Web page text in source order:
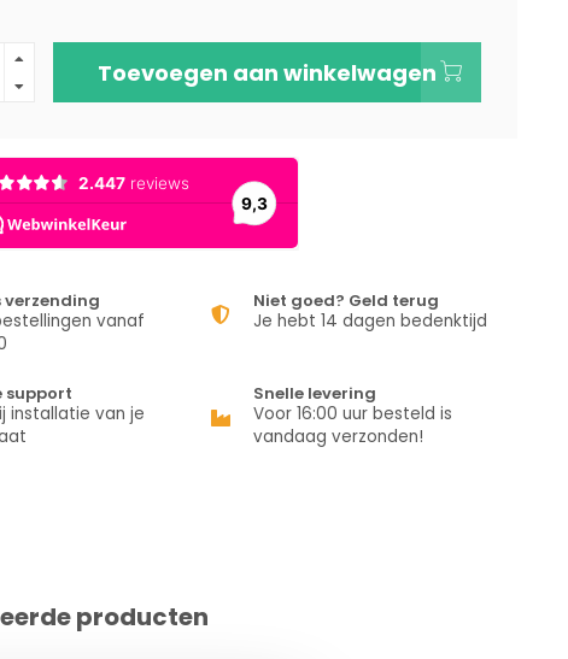
Toevoegen aan winkelwagen
verzending
vanaf
Niet goed? Geld terug
Je hebt 14 dagen bedenktijd
support
installatie van je
Snelle levering
Voor 16:00 uur besteld is
vandaag verzonden!
producten